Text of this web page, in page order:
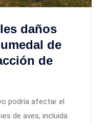
daños
de
de
podría afectar el
de aves, incluida